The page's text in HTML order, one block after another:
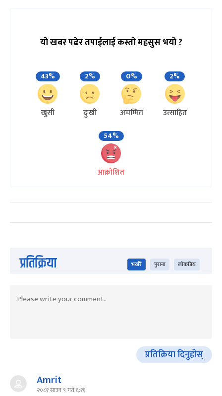
यो खबर पढेर तपाईलाई कस्तो महसुस भयो ?
43%
खुसी
2%
दुःखी
0%
अचम्मित
2%
उत्साहित
54%
आक्रोशित
प्रतिक्रिया भर्खरै पुराना लोकप्रिय
प्रतिक्रिया दिनुहोस्
Amrit
२०८१ साउन ९ गते ६:११